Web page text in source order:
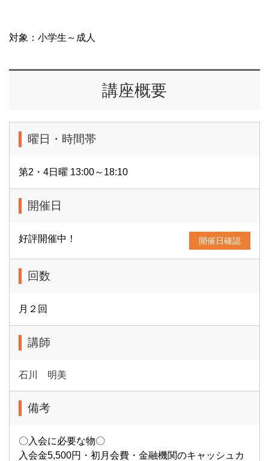
対象：小学生～成人
講座概要
曜日・時間帯
第2・4日曜 13:00～18:10
開催日
好評開催中！ 開催日確認
回数
月２回
講師
石川 明美
備考
〇入会に必要な物〇
入会金5,500円・初月会費・金融機関のキャッシュカ